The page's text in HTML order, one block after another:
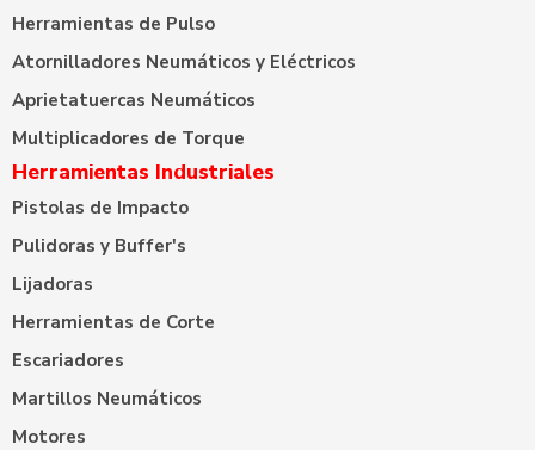
Herramientas de Pulso
Atornilladores Neumáticos y Eléctricos
Aprietatuercas Neumáticos
Multiplicadores de Torque
Herramientas Industriales
Pistolas de Impacto
Pulidoras y Buffer's
Lijadoras
Herramientas de Corte
Escariadores
Martillos Neumáticos
Motores